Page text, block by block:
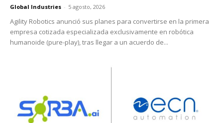
Global Industries - 5 agosto, 2026
Agility Robotics anunció sus planes para convertirse en la primera
empresa cotizada especializada exclusivamente en robótica
humanoide (pure-play), tras llegar a un acuerdo de...